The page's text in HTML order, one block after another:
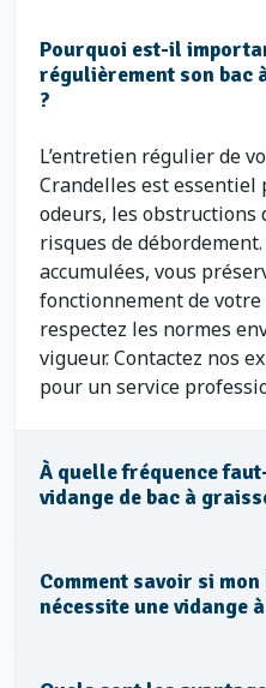
Pourquoi est-il
régulièrement son bac
?
L’entretien régulier de
Crandelles est essentiel
odeurs, les obstructions
risques de
accumulées, vous
fonctionnement de
respectez les normes
vigueur. Contactez nos
pour un service
À quelle fréquence
vidange de bac à
Comment savoir si
nécessite une vidange